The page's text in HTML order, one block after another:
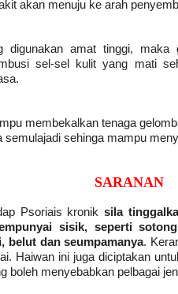
akan menuju ke arah
digunakan amat tinggi, maka
sel-sel kulit yang mati
membekalkan tenaga
semulajadi sehinga mampu
SARANAN
Psoriais kronik sila
sisik, seperti
belut dan seumpamanya.
Haiwan ini juga diciptakan
boleh menyebabkan pelbagai